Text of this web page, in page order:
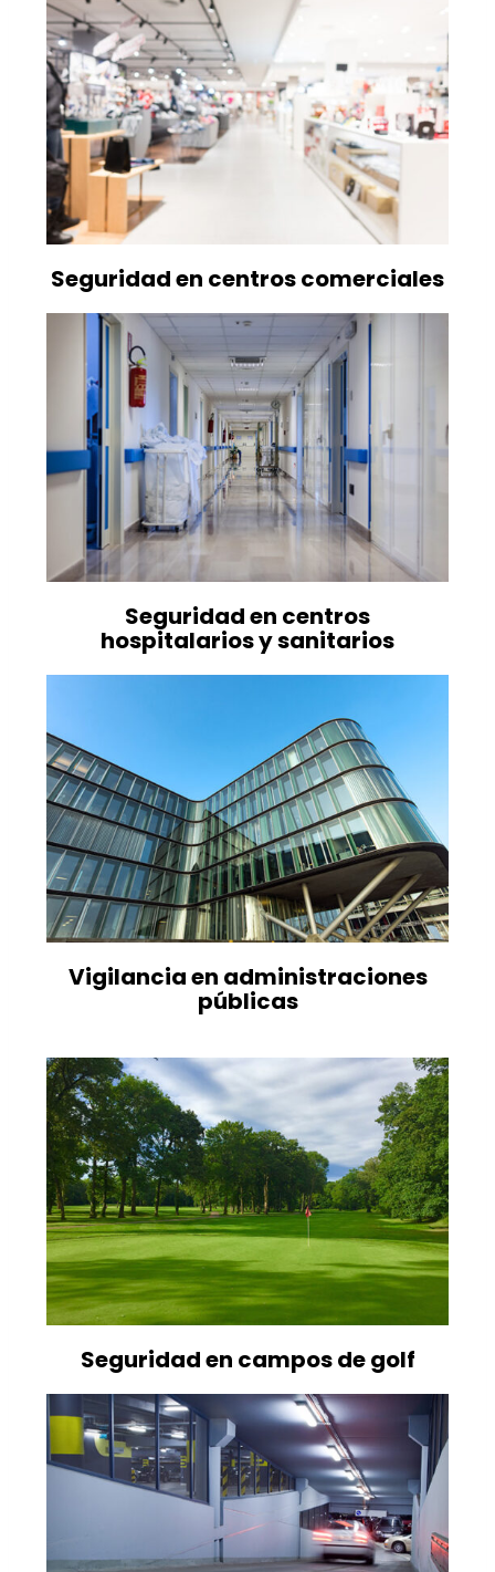
Seguridad en centros comerciales
Seguridad en centros
hospitalarios y sanitarios
Vigilancia en administraciones
públicas
Seguridad en campos de golf